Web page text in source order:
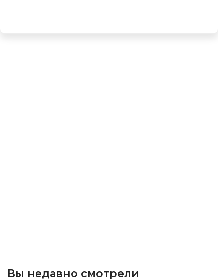
Вы недавно смотрели